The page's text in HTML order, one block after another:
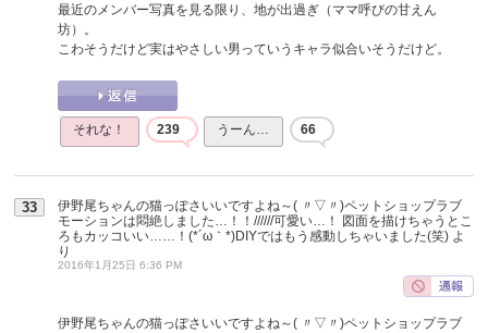
最近のメンバー写真を見る限り、地が出過ぎ（ママ呼びの甘えん
坊）。
こわそうだけど実はやさしい男っていうキャラ似合いそうだけど。
それな！ 239 うーん… 66
33
伊野尾ちゃんの猫っぽさいいですよね～( 〃▽〃)ペットショップラブ
モーションは悶絶しました…！！//////可愛い…！ 図面を描けちゃうとこ
ろもカッコいい……！(*´ω｀*)DIYではもう感動しちゃいました(笑) よ
り
2016年1月25日 6:36 PM
伊野尾ちゃんの猫っぽさいいですよね～( 〃▽〃)ペットショップラブ